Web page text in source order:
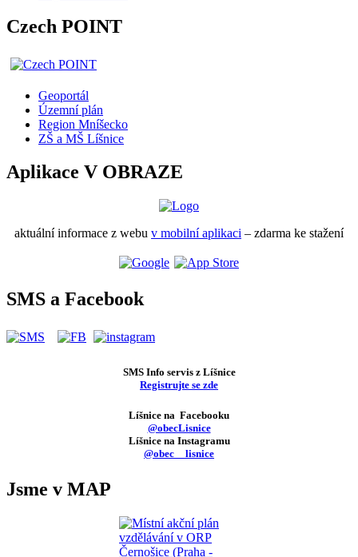
Czech POINT
Geoportál
Územní plán
Region Mníšecko
ZŠ a MŠ Líšnice
Aplikace V OBRAZE
aktuální informace z webu v mobilní aplikaci – zdarma ke stažení
SMS a Facebook
SMS Info servis z Líšnice
Registrujte se zde
Líšnice na Facebooku
@obecLisnice
Líšnice na Instagramu
@obec__lisnice
Jsme v MAP